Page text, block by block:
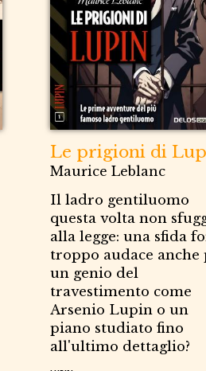
Le prigioni di
Maurice Leblanc
Il ladro gentiluomo
questa volta non
alla legge: una sfida
troppo audace anche
un genio del
travestimento come
Arsenio Lupin o un
piano studiato fino
all'ultimo dettaglio?